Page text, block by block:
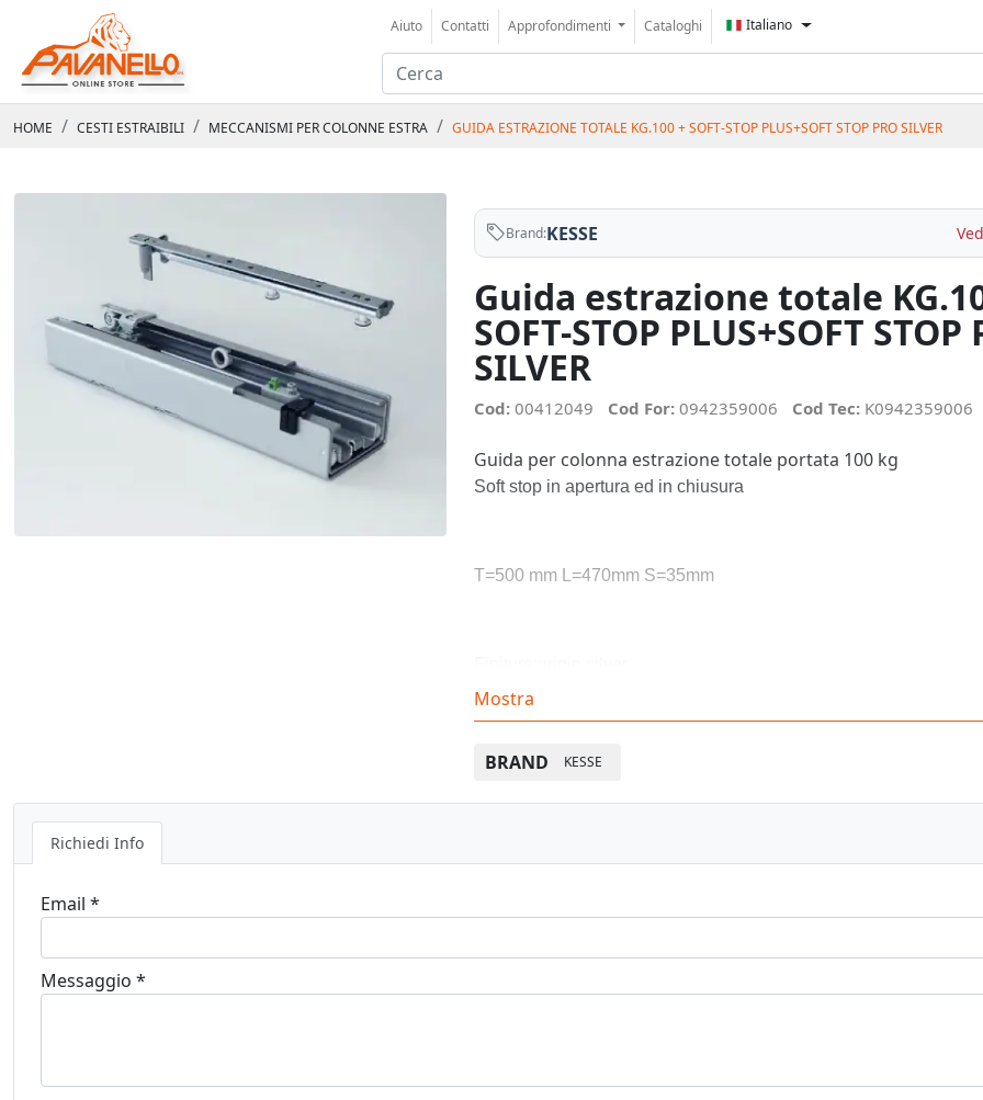
Aiuto Contatti Approfondimenti Cataloghi Italiano
HOME CESTI ESTRAIBILI MECCANISMI PER COLONNE ESTRA GUIDA ESTRAZIONE TOTALE KG.100 + SOFT-STOP PLUS+SOFT STOP PRO SILVER
Brand:KESSE
Guida estrazione totale
SOFT-STOP PLUS+SOFT STOP
SILVER
Cod: 00412049 Cod For: 0942359006 Cod Tec: K0942359006
Guida per colonna estrazione totale portata 100 kg
Soft stop in apertura ed in chiusura
T=500 mm L=470mm S=35mm
Mostra
BRAND KESSE
Richiedi Info
Email *
Messaggio *